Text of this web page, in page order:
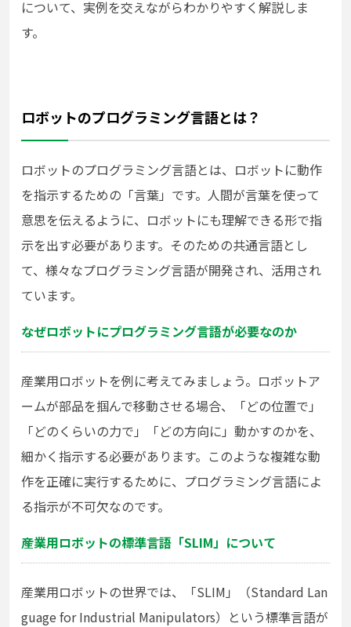
について、実例を交えながらわかりやすく解説しま
す。
ロボットのプログラミング言語とは？
ロボットのプログラミング言語とは、ロボットに動作
を指示するための「言葉」です。人間が言葉を使って
意思を伝えるように、ロボットにも理解できる形で指
示を出す必要があります。そのための共通言語とし
て、様々なプログラミング言語が開発され、活用され
ています。
なぜロボットにプログラミング言語が必要なのか
産業用ロボットを例に考えてみましょう。ロボットア
ームが部品を掴んで移動させる場合、「どの位置で」
「どのくらいの力で」「どの方向に」動かすのかを、
細かく指示する必要があります。このような複雑な動
作を正確に実行するために、プログラミング言語によ
る指示が不可欠なのです。
産業用ロボットの標準言語「SLIM」について
産業用ロボットの世界では、「SLIM」（Standard Lan
guage for Industrial Manipulators）という標準言語が